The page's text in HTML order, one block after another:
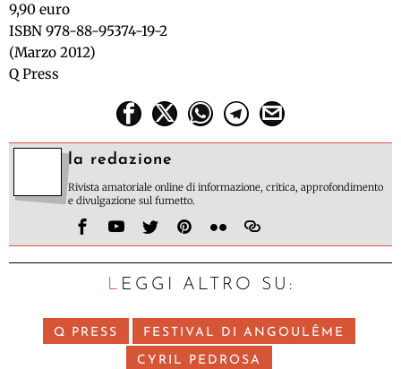
9,90 euro
ISBN 978-88-95374-19-2
(Marzo 2012)
Q Press
la redazione
Rivista amatoriale online di informazione, critica, approfondimento
e divulgazione sul fumetto.
LEGGI ALTRO SU:
Q PRESS FESTIVAL DI ANGOULÊME
CYRIL PEDROSA